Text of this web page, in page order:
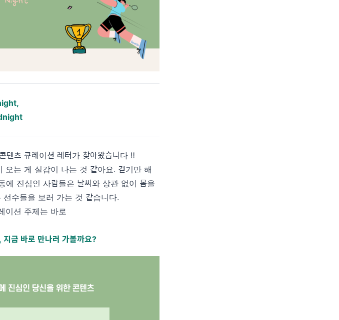
텐츠 큐레이션 레터가 찾아왔습니다 ‼️
오는 게 실감이 나는 것 같아요. 걷기만 해
에 진심인 사람들은 날씨와 상관 없이 몸을
수들을 보러 가는 것 같습니다.
이션 주제는 바로
지금 바로 만나러 가볼까요?